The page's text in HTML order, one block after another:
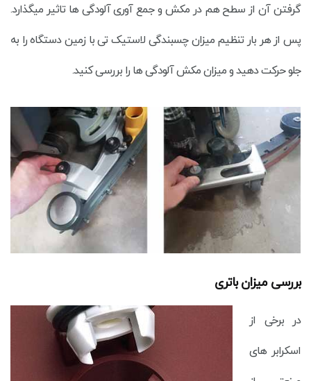
گرفتن آن از سطح هم در مکش و جمع آوری آلودگی ها تاثیر میگذارد.
پس از هر بار تنظیم میزان چسبندگی لاستیک تی با زمین دستگاه را به
جلو حرکت دهید و میزان مکش آلودگی ها را بررسی کنید.
بررسی میزان باتری
در برخی از
اسکرابر های